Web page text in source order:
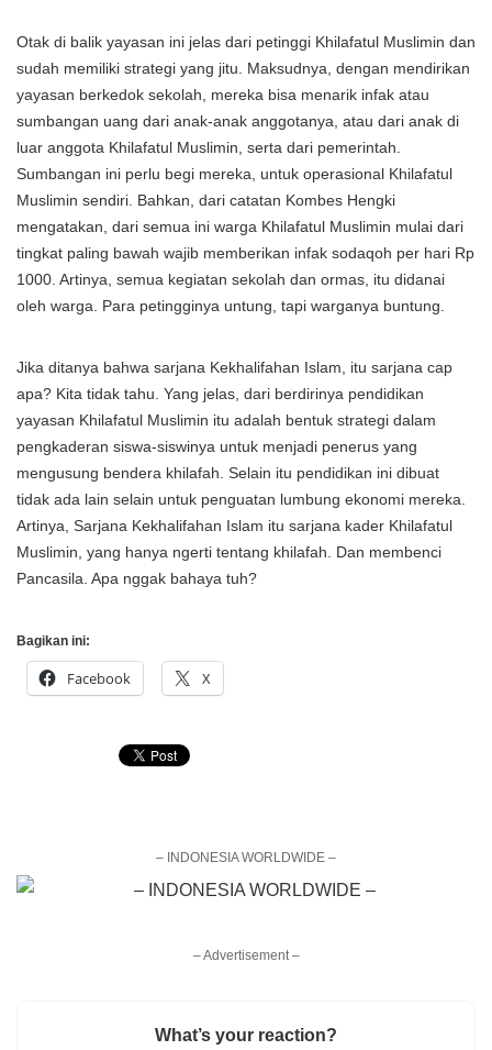
Otak di balik yayasan ini jelas dari petinggi Khilafatul Muslimin dan
sudah memiliki strategi yang jitu. Maksudnya, dengan mendirikan
yayasan berkedok sekolah, mereka bisa menarik infak atau
sumbangan uang dari anak-anak anggotanya, atau dari anak di
luar anggota Khilafatul Muslimin, serta dari pemerintah.
Sumbangan ini perlu begi mereka, untuk operasional Khilafatul
Muslimin sendiri. Bahkan, dari catatan Kombes Hengki
mengatakan, dari semua ini warga Khilafatul Muslimin mulai dari
tingkat paling bawah wajib memberikan infak sodaqoh per hari Rp
1000. Artinya, semua kegiatan sekolah dan ormas, itu didanai
oleh warga. Para petingginya untung, tapi warganya buntung.
Jika ditanya bahwa sarjana Kekhalifahan Islam, itu sarjana cap
apa? Kita tidak tahu. Yang jelas, dari berdirinya pendidikan
yayasan Khilafatul Muslimin itu adalah bentuk strategi dalam
pengkaderan siswa-siswinya untuk menjadi penerus yang
mengusung bendera khilafah. Selain itu pendidikan ini dibuat
tidak ada lain selain untuk penguatan lumbung ekonomi mereka.
Artinya, Sarjana Kekhalifahan Islam itu sarjana kader Khilafatul
Muslimin, yang hanya ngerti tentang khilafah. Dan membenci
Pancasila. Apa nggak bahaya tuh?
Bagikan ini:
Facebook X
– INDONESIA WORLDWIDE –
– Advertisement –
What’s your reaction?